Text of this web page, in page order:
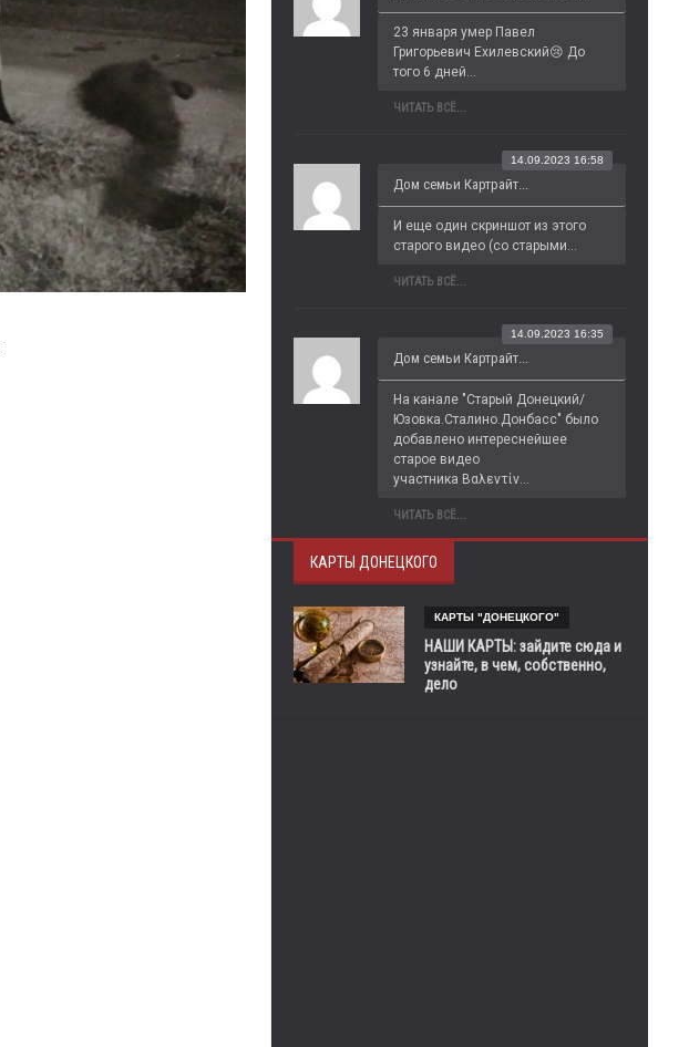
23 января умер Павел
Григорьевич Ехилевский😢 До
того 6 дней...
ЧИТАТЬ ВСЁ...
Дом семьи Картрайт...
14.09.2023 16:58
И еще один скриншот из этого
старого видео (со старыми...
ЧИТАТЬ ВСЁ...
Дом семьи Картрайт...
14.09.2023 16:35
На канале "Старый Донецкий/
Юзовка.Сталино.Донбасс" было
добавлено интереснейшее
старое видео
участника Βαλεντίν...
ЧИТАТЬ ВСЁ...
КАРТЫ ДОНЕЦКОГО
КАРТЫ "ДОНЕЦКОГО"
НАШИ КАРТЫ: зайдите сюда и
узнайте, в чем, собственно,
дело